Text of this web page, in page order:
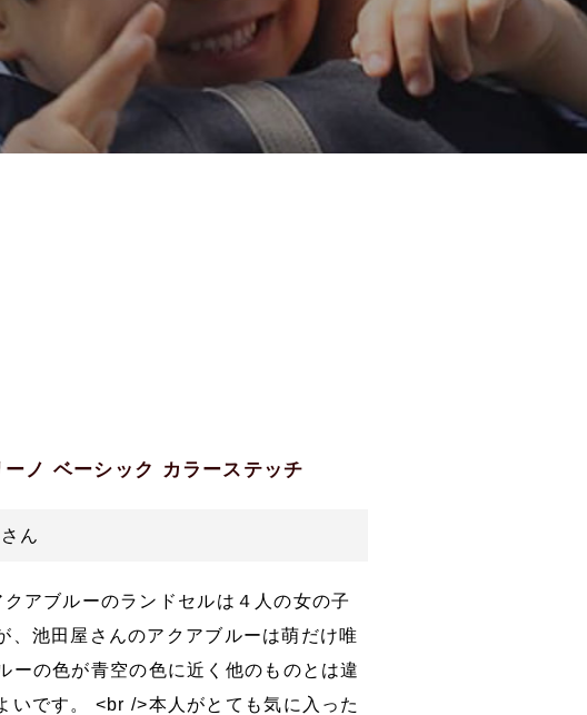
ノ ベーシック カラーステッチ
ん
アブルーのランドセルは４人の女の子
、池田屋さんのアクアブルーは萌だけ唯
ーの色が青空の色に近く他のものとは違
いです。 <br />本人がとても気に入った